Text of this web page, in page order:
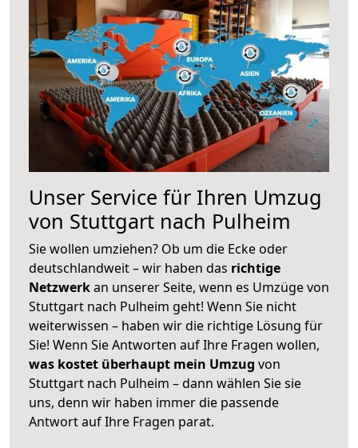
Unser Service für Ihren Umzug
von Stuttgart nach Pulheim
Sie wollen umziehen? Ob um die Ecke oder
deutschlandweit – wir haben das richtige
Netzwerkan unserer Seite, wenn es Umzüge von
Stuttgart nach Pulheim geht! Wenn Sie nicht
weiterwissen – haben wir die richtige Lösung für
Sie! Wenn Sie Antworten auf Ihre Fragen wollen,
was kostet überhaupt mein Umzug von
Stuttgart nach Pulheim – dann wählen Sie sie
uns, denn wir haben immer die passende
Antwort auf Ihre Fragen parat.